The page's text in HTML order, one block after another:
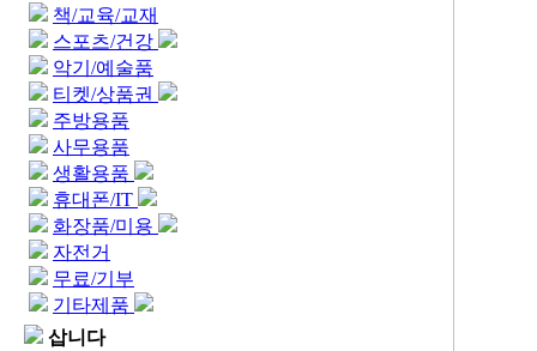
책/교육/교재
스포츠/건강
악기/예술품
티켓/상품권
주방용품
사무용품
생활용품
휴대폰/IT
화장품/미용
자전거
무료/기부
기타제품
삽니다